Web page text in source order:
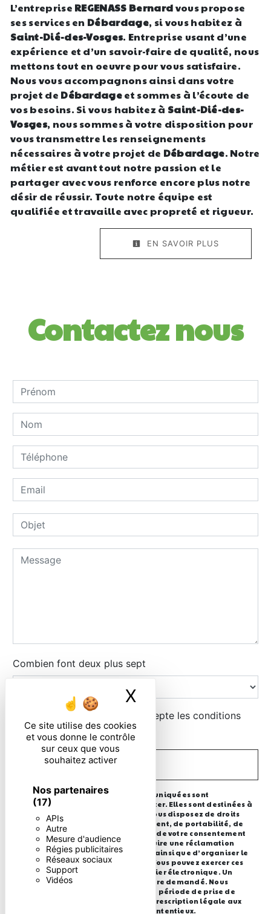
Ce site utilise des cookies
et vous donne le contrôle
sur ceux que vous
souhaitez activer
Nos partenaires
(17)
APIs
Autre
Mesure d'audience
Régies publicitaires
Réseaux sociaux
Support
Vidéos
X Masquer le
L’entreprise REGENASS Bernardvous propose
ses services en Débardage, si vous habitez à
Saint-Dié-des-Vosges. Entreprise usant d’une
expérience et d’un savoir-faire de qualité, nous
mettons tout en oeuvre pour vous satisfaire.
Nous vous accompagnons ainsi dans votre
projet de Débardageet sommes à l’écoute de
vos besoins. Si vous habitez à Saint-Dié-des-
Vosges, nous sommes à votre disposition pour
vous transmettre les renseignements
nécessaires à votre projet de Débardage. Notre
métier est avant tout notre passion et le
partager avec vous renforce encore plus notre
désir de réussir. Toute notre équipe est
qualifiée et travaille avec propreté et rigueur.
EN SAVOIR PLUS
Contactez nous
Combien font deux plus sept
En cochant cette case, j'accepte les conditions
particulières ci-dessous **
ENVOYER
** Les données personnelles communiquées sont
nécessaires aux fins de vous contacter. Elles sont destinées à
l'entreprise et ses sous-traitants. Vous disposez de droits
d’accès, de rectification, d’effacement, de portabilité, de
limitation, d’opposition, de retrait de votre consentement
à tout moment et du droit d’introduire une réclamation
auprès d’une autorité de contrôle, ainsi que d’organiser le
sort de vos données post-mortem. Vous pouvez exercer ces
droits par voie postale ou par courrier électronique. Un
justificatif d'identité pourra vous être demandé. Nous
conservons vos données pendant la période de prise de
contact puis pendant la durée de prescription légale aux
fins probatoire et de gestion des contentieux.